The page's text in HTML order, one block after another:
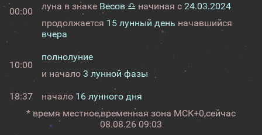
00:00
луна в знаке Весов ♎ начиная с 24.03.2024
продолжается 15 лунный день начавшийся
вчера
10:00
полнолуние
и начало 3 лунной фазы
18:37 начало 16 лунного дня
* время местное,временная зона МСК+0,сейчас
08.08.26 09:03